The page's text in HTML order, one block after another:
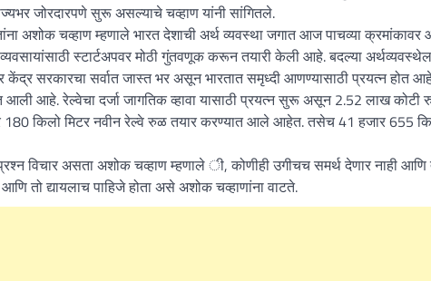
जोरदारपणे सुरू असल्याचे चव्हाण यांनी सांगितले.
अशोक चव्हाण म्हणाले भारत देशाची अर्थ व्यवस्था जगात आज पाचव्या
स्टार्टअपवर मोठी गुंतवणूक करून तयारी केली आहे. बदल्या
सरकारचा सर्वात जास्त भर असून भारतात समृध्दी आणण्यासाठी प्रयत्न होत
आहे. रेल्वेचा दर्जा जागतिक व्हावा यासाठी प्रयत्न सुरू असून 2.52 लाख कोटी
180 किलो मिटर नवीन रेल्वे रुळ तयार करण्यात आले आहेत. तसेच 41 हजार 655
विचार असता अशोक चव्हाण म्हणाले ी, कोणीही उगीचच समर्थ देणार नाही आणि
तो द्यायलाच पाहिजे होता असे अशोक चव्हाणांना वाटते.